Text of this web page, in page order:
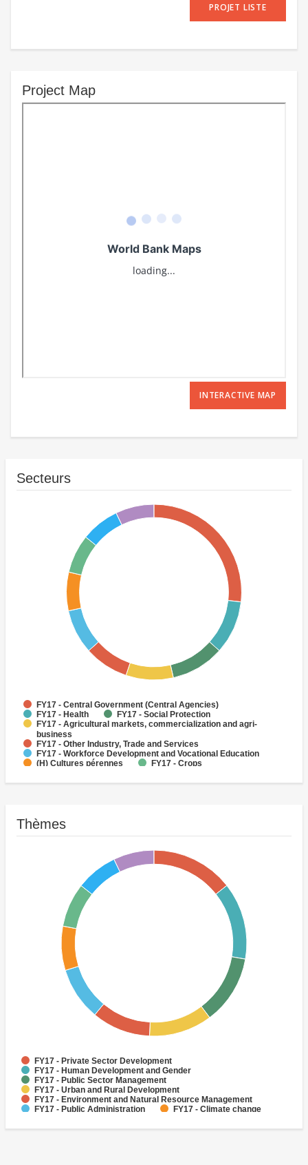
PROJET LISTE
Project Map
INTERACTIVE MAP
Secteurs
FY17 - Central Government (Central Agencies)
FY17 - Health
FY17 - Social Protection
FY17 - Agricultural markets, commercialization and agri-
business
FY17 - Other Industry, Trade and Services
FY17 - Workforce Development and Vocational Education
(H) Cultures pérennes
FY17 - Crops
FY17 - Primary Education
Thèmes
FY17 - Private Sector Development
FY17 - Human Development and Gender
FY17 - Public Sector Management
FY17 - Urban and Rural Development
FY17 - Environment and Natural Resource Management
FY17 - Public Administration
FY17 - Climate change
FY17 - Public Finance Management